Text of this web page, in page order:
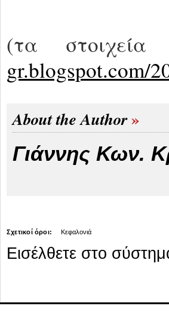
(τα
gr.blogspot.com/
About the Author
Γιάννης Κων.
Σχετικοί όροι: Κεφαλονιά
Εισέλθετε στο